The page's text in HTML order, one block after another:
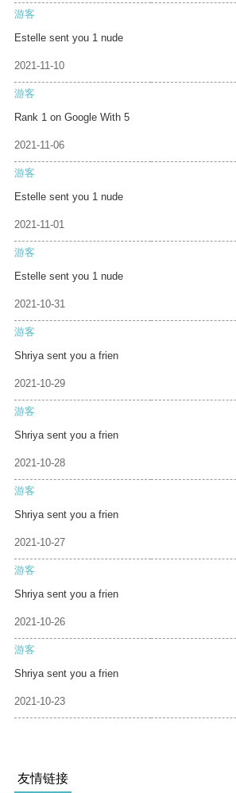
游客
Estelle sent you 1 nude
2021-11-10
游客
Rank 1 on Google With 5
2021-11-06
游客
Estelle sent you 1 nude
2021-11-01
游客
Estelle sent you 1 nude
2021-10-31
游客
Shriya sent you a frien
2021-10-29
游客
Shriya sent you a frien
2021-10-28
游客
Shriya sent you a frien
2021-10-27
游客
Shriya sent you a frien
2021-10-26
游客
Shriya sent you a frien
2021-10-23
友情链接